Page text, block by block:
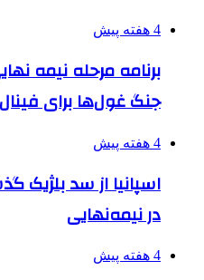
4 هفته پیش
برنامه مرحله نیمه
جنگ غول‌ها برای فینال
4 هفته پیش
اسپانیا از سد بلژیک
در نیمه‌نهایی
4 هفته پیش